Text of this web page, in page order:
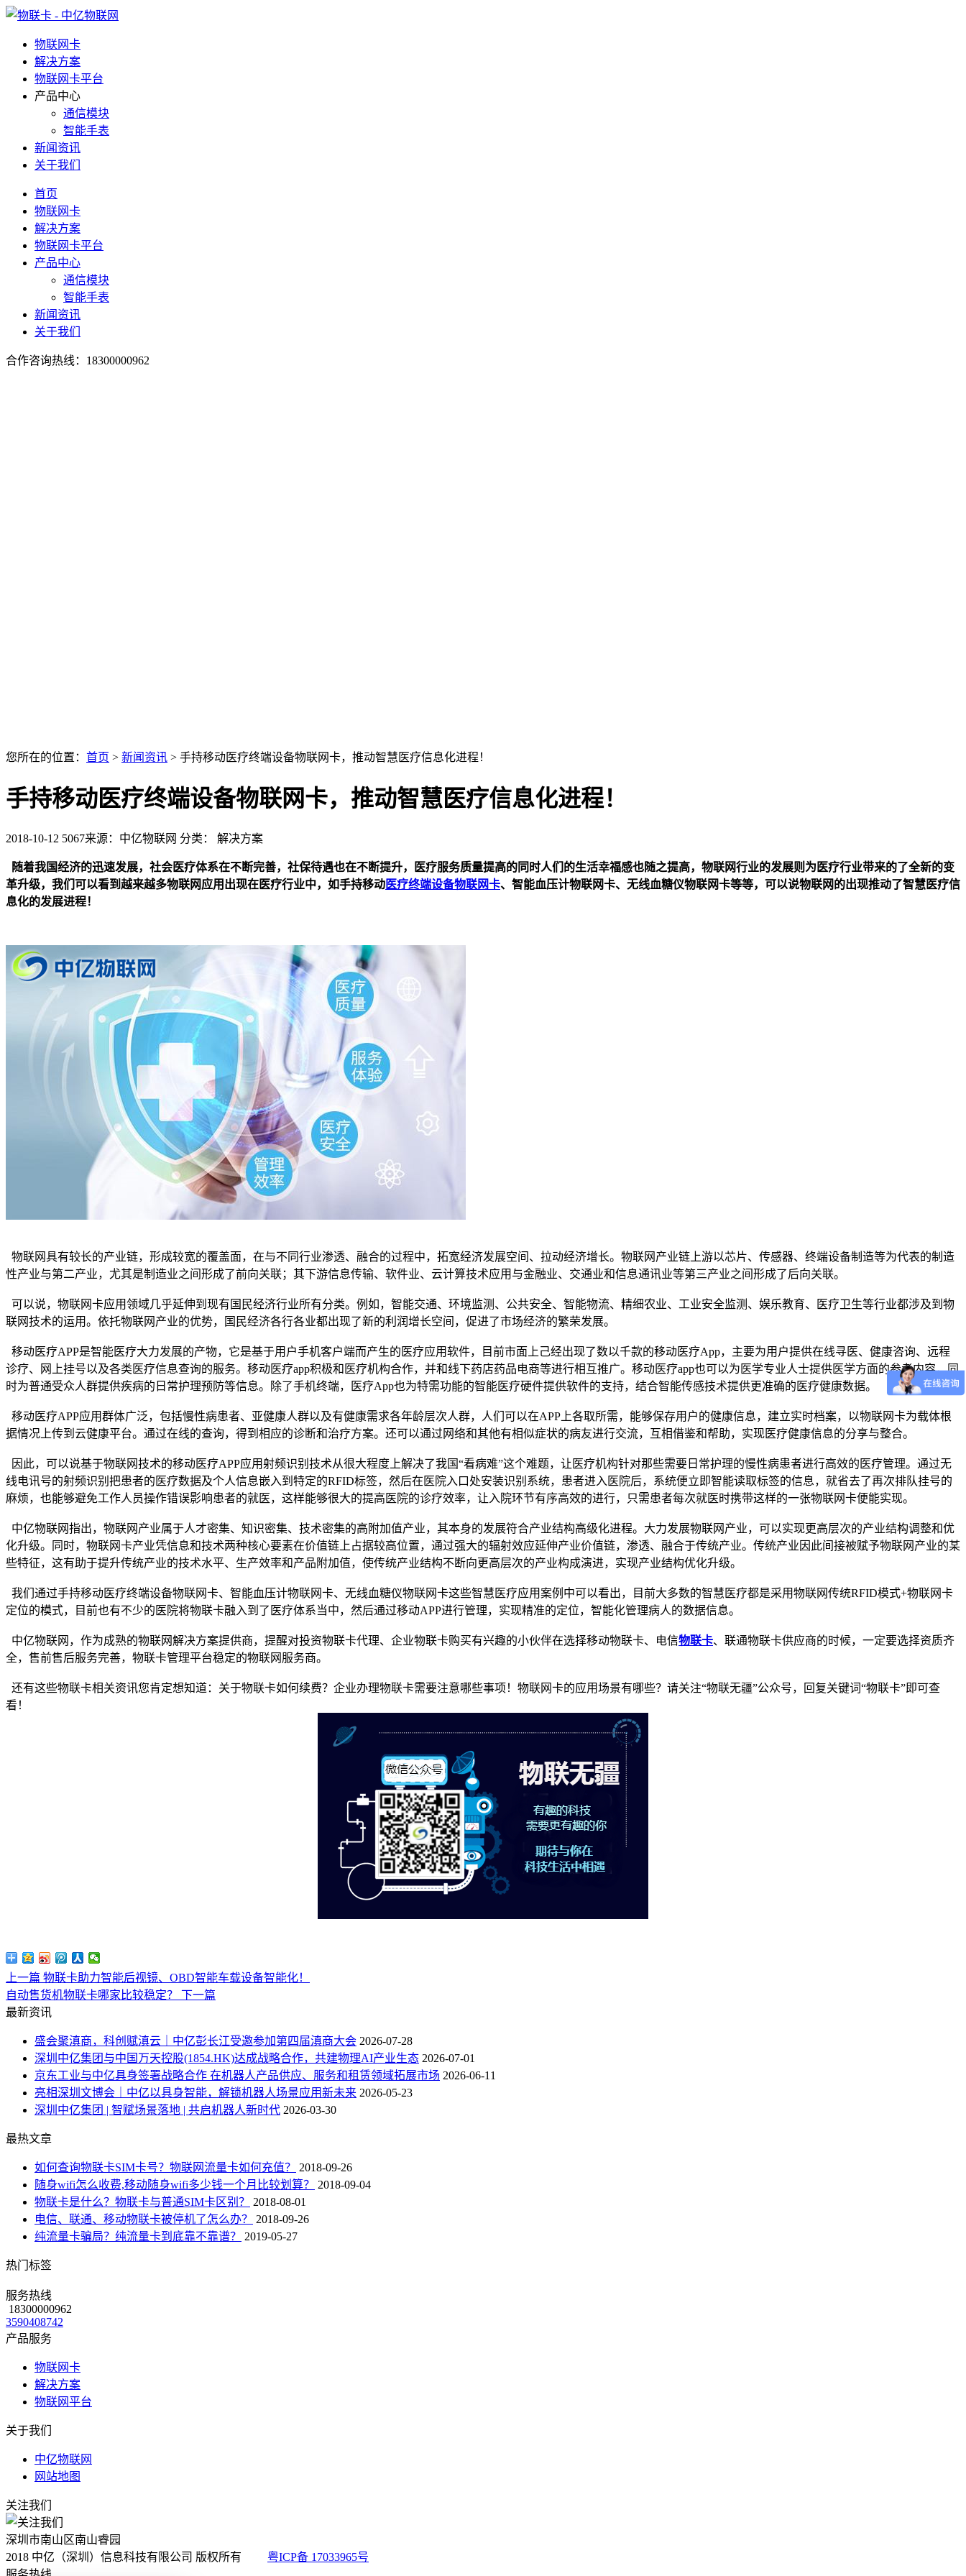
物联网卡
解决方案
物联网卡平台
产品中心
通信模块
智能手表
新闻资讯
关于我们
首页
物联网卡
解决方案
物联网卡平台
产品中心
通信模块
智能手表
新闻资讯
关于我们
合作咨询热线： 18300000962
您所在的位置： 首页 > 新闻资讯 > 手持移动医疗终端设备物联网卡，推动智慧医疗信息化进程！
手持移动医疗终端设备物联网卡，推动智慧医疗信息化进程！
2018-10-12 5067来源：中亿物联网 分类： 解决方案
随着我国经济的迅速发展，社会医疗体系在不断完善，社保待遇也在不断提升，医疗服务质量提高的同时人们的生活幸福感也随之提高，物联网行业的发展则为医疗行业带来的了全新的变
革升级，我们可以看到越来越多物联网应用出现在医疗行业中，如手持移动医疗终端设备物联网卡、智能血压计物联网卡、无线血糖仪物联网卡等等，可以说物联网的出现推动了智慧医疗信
息化的发展进程！
物联网具有较长的产业链，形成较宽的覆盖面，在与不同行业渗透、融合的过程中，拓宽经济发展空间、拉动经济增长。物联网产业链上游以芯片、传感器、终端设备制造等为代表的制造
性产业与第二产业，尤其是制造业之间形成了前向关联；其下游信息传输、软件业、云计算技术应用与金融业、交通业和信息通讯业等第三产业之间形成了后向关联。
可以说，物联网卡应用领域几乎延伸到现有国民经济行业所有分类。例如，智能交通、环境监测、公共安全、智能物流、精细农业、工业安全监测、娱乐教育、医疗卫生等行业都涉及到物
联网技术的运用。依托物联网产业的优势，国民经济各行各业都出现了新的利润增长空间，促进了市场经济的繁荣发展。
移动医疗APP是智能医疗大力发展的产物，它是基于用户手机客户端而产生的医疗应用软件，目前市面上己经出现了数以千款的移动医疗App，主要为用户提供在线寻医、健康咨询、远程
诊疗、网上挂号以及各类医疗信息查询的服务。移动医疗app积极和医疗机构合作，并和线下药店药品电商等进行相互推广。移动医疗app也可以为医学专业人士提供医学方面的参考内容，同
时为普通受众人群提供疾病的日常护理预防等信息。除了手机终端，医疗App也为特需功能的智能医疗硬件提供软件的支持，结合智能传感技术提供更准确的医疗健康数据。
移动医疗APP应用群体广泛，包括慢性病患者、亚健康人群以及有健康需求各年龄层次人群，人们可以在APP上各取所需，能够保存用户的健康信息，建立实时档案，以物联网卡为载体根
据情况上传到云健康平台。通过在线的查询，得到相应的诊断和治疗方案。还可以通过网络和其他有相似症状的病友进行交流，互相借鉴和帮助，实现医疗健康信息的分享与整合。
因此，可以说基于物联网技术的移动医疗APP应用射频识别技术从很大程度上解决了我国“看病难”这个难题，让医疗机构针对那些需要日常护理的慢性病患者进行高效的医疗管理。通过无
线电讯号的射频识别把患者的医疗数据及个人信息嵌入到特定的RFID标签，然后在医院入口处安装识别系统，患者进入医院后，系统便立即智能读取标签的信息，就省去了再次排队挂号的
麻烦，也能够避免工作人员操作错误影响患者的就医，这样能够很大的提高医院的诊疗效率，让入院环节有序高效的进行，只需患者每次就医时携带这样的一张物联网卡便能实现。
中亿物联网指出，物联网产业属于人才密集、知识密集、技术密集的高附加值产业，其本身的发展符合产业结构高级化进程。大力发展物联网产业，可以实现更高层次的产业结构调整和优
化升级。同时，物联网卡产业凭信息和技术两种核心要素在价值链上占据较高位置，通过强大的辐射效应延伸产业价值链，渗透、融合于传统产业。传统产业因此间接被赋予物联网产业的某
些特征，这有助于提升传统产业的技术水平、生产效率和产品附加值，使传统产业结构不断向更高层次的产业构成演进，实现产业结构优化升级。
我们通过手持移动医疗终端设备物联网卡、智能血压计物联网卡、无线血糖仪物联网卡这些智慧医疗应用案例中可以看出，目前大多数的智慧医疗都是采用物联网传统RFID模式+物联网卡
定位的模式，目前也有不少的医院将物联卡融入到了医疗体系当中，然后通过移动APP进行管理，实现精准的定位，智能化管理病人的数据信息。
中亿物联网，作为成熟的物联网解决方案提供商，提醒对投资物联卡代理、企业物联卡购买有兴趣的小伙伴在选择移动物联卡、电信物联卡、联通物联卡供应商的时候，一定要选择资质齐
全，售前售后服务完善，物联卡管理平台稳定的物联网服务商。
还有这些物联卡相关资讯您肯定想知道：关于物联卡如何续费？企业办理物联卡需要注意哪些事项！物联网卡的应用场景有哪些？请关注“物联无疆”公众号，回复关键词“物联卡”即可查
看！
上一篇 物联卡助力智能后视镜、OBD智能车载设备智能化！
自动售货机物联卡哪家比较稳定？ 下一篇
最新资讯
盛会聚滇商，科创赋滇云｜中亿彭长江受邀参加第四届滇商大会 2026-07-28
深圳中亿集团与中国万天控股(1854.HK)达成战略合作，共建物理AI产业生态 2026-07-01
京东工业与中亿具身签署战略合作 在机器人产品供应、服务和租赁领域拓展市场 2026-06-11
亮相深圳文博会｜中亿以具身智能，解锁机器人场景应用新未来 2026-05-23
深圳中亿集团 | 智赋场景落地 | 共启机器人新时代 2026-03-30
最热文章
如何查询物联卡SIM卡号？物联网流量卡如何充值？
2018-09-26
随身wifi怎么收费,移动随身wifi多少钱一个月比较划算？
2018-09-04
物联卡是什么？物联卡与普通SIM卡区别？
2018-08-01
电信、联通、移动物联卡被停机了怎么办？
2018-09-26
纯流量卡骗局？纯流量卡到底靠不靠谱？
2019-05-27
热门标签
服务热线
18300000962
3590408742
产品服务
物联网卡
解决方案
物联网平台
关于我们
中亿物联网
网站地图
关注我们
深圳市南山区南山睿园
2018 中亿（深圳）信息科技有限公司 版权所有 粤ICP备 17033965号